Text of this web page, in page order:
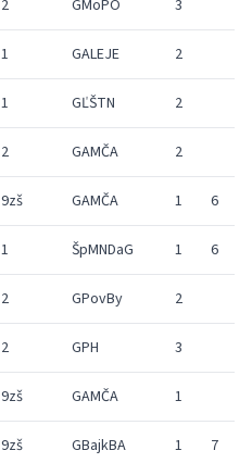
2 GMoPO 3
1 GALEJE 2
1 GĽŠTN 2
2 GAMČA 2
9zš GAMČA 1 6
1 ŠpMNDaG 1 6
2 GPovBy 2
2 GPH 3
9zš GAMČA 1
9zš GBajkBA 1 7